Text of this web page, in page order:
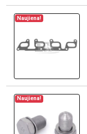
Naujiena!
Naujiena!